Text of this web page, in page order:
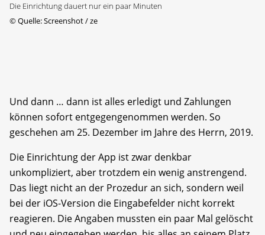
Die Einrichtung dauert nur ein paar Minuten
©Quelle: Screenshot / ze
Und dann … dann ist alles erledigt und Zahlungen
können sofort entgegengenommen werden. So
geschehen am 25. Dezember im Jahre des Herrn, 2019.
Die Einrichtung der App ist zwar denkbar
unkompliziert, aber trotzdem ein wenig anstrengend.
Das liegt nicht an der Prozedur an sich, sondern weil
bei der iOS-Version die Eingabefelder nicht korrekt
reagieren. Die Angaben mussten ein paar Mal gelöscht